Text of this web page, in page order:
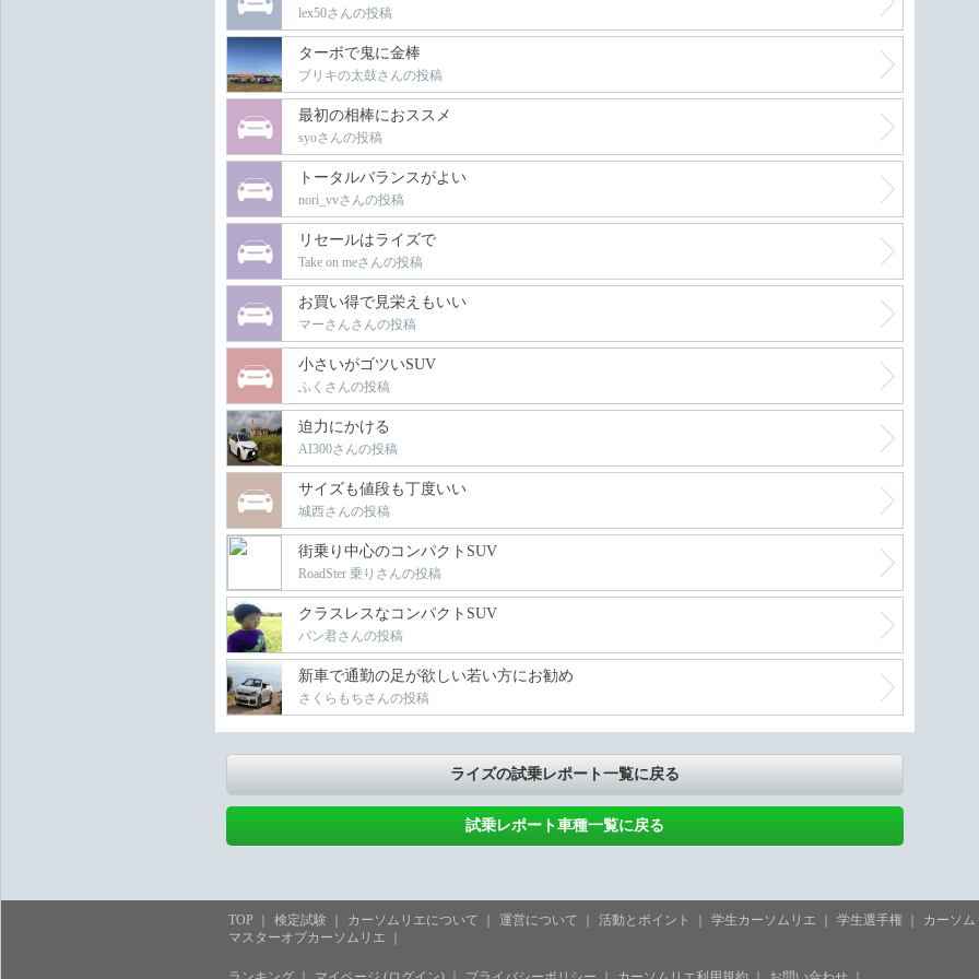
lex50さんの投稿
ターボで鬼に金棒
ブリキの太鼓さんの投稿
最初の相棒におススメ
syoさんの投稿
トータルバランスがよい
nori_vvさんの投稿
リセールはライズで
Take on meさんの投稿
お買い得で見栄えもいい
マーさんさんの投稿
小さいがゴツいSUV
ふくさんの投稿
迫力にかける
AI300さんの投稿
サイズも値段も丁度いい
城西さんの投稿
街乗り中心のコンパクトSUV
RoadSter 乗りさんの投稿
クラスレスなコンパクトSUV
パン君さんの投稿
新車で通勤の足が欲しい若い方にお勧め
さくらもちさんの投稿
ライズの試乗レポート一覧に戻る
試乗レポート車種一覧に戻る
TOP 検定試験 カーソムリエについて 運営について 活動とポイント 学生カーソムリエ 学生選手権
カーソム
マスターオブカーソムリエ